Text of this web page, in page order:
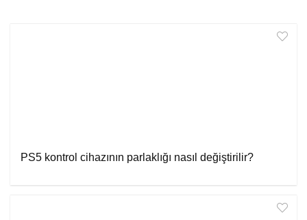
PS5 kontrol cihazının parlaklığı nasıl değiştirilir?